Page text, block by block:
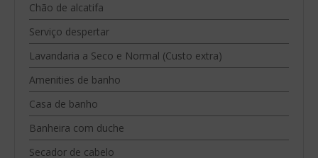
Chão de alcatifa
Serviço despertar
Lavandaria a Seco e Normal (Custo extra)
Amenities de banho
Casa de banho
Banheira com duche
Secador de cabelo